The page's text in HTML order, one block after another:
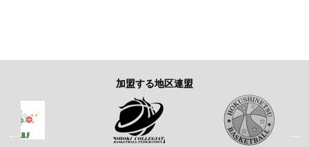
加盟する地区連盟